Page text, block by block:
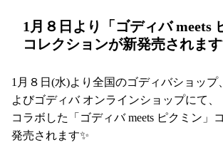
1月８日より「ゴディバ meets
コレクションが新発売されます
1月８日(水)より全国のゴディバショップ
よびゴディバ オンラインショップにて、
コラボした「ゴディバ meets ピクミン」
発売されます✨